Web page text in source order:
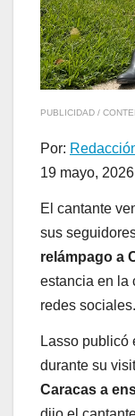
PUBLICIDAD /
Por:
19 mayo, 2026
El cantante
sus
relámpago a
estancia en la
redes sociales.
Lasso publicó
durante su
Caracas a